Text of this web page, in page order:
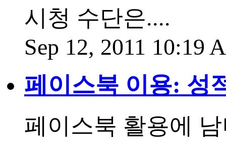
시청 수단은....
Sep 12, 2011 10:19
페이스북 이용: 성
페이스북 활용에